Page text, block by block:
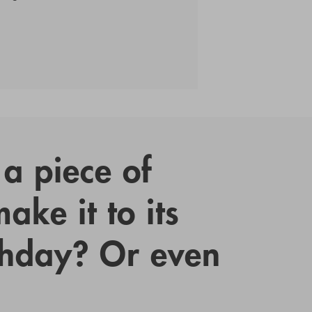
piece of
it to its
Or even